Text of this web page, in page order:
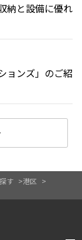
す
港区
納と設備に優れ
ョンズ」のご紹
開閉